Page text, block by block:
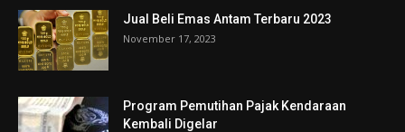
Jual Beli Emas Antam Terbaru 2023
November 17, 2023
Program Pemutihan Pajak Kendaraan
Kembali Digelar